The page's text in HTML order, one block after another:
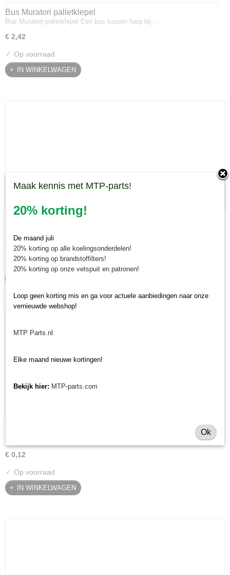
Bus Muratori palletklepel
Bus Muratori palletklepel Een bus tussen harp bij…
€ 2,42
✓ Op voorraad
IN WINKELWAGEN
€ 10,16
Op voorraad
Klepelmoer Muratori M31 series Klepelmoer voor de standaard…
€ 0,12
✓ Op voorraad
IN WINKELWAGEN
Maak kennis met MTP-parts!
20% korting!
De maand juli
20% korting op alle koelingsonderdelen!
20% korting op brandstoffilters!
20% korting op onze vetspuit en patronen!
Loop geen korting mis en ga voor actuele aanbiedingen naar onze
vernieuwde webshop!
MTP Parts.nl
Elke maand nieuwe kortingen!
Bekijk hier: MTP-parts.com
Ok